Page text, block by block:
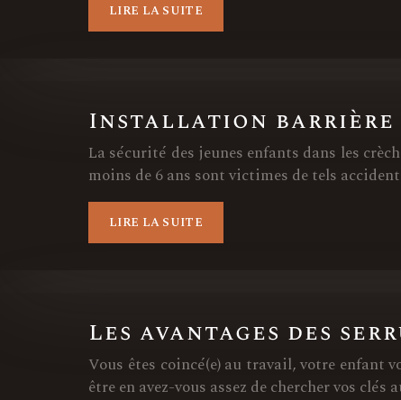
LIRE LA SUITE
Installation barrière
La sécurité des jeunes enfants dans les
moins de 6 ans sont victimes de tels
LIRE LA SUITE
Les avantages des
Vous êtes coincé(e) au travail, votre enfant
être en avez-vous assez de chercher vos clés